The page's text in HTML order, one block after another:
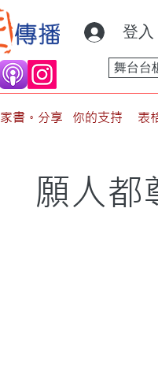
登入
舞台台
家書。分享 你的支持 表
願人都